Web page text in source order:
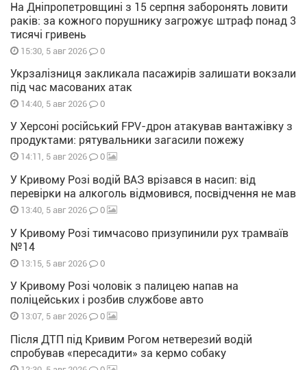
На Дніпропетровщині з 15 серпня заборонять ловити
раків: за кожного порушнику загрожує штраф понад 3
тисячі гривень
15:30, 5 авг 2026 0
Укрзалізниця закликала пасажирів залишати вокзали
під час масованих атак
14:40, 5 авг 2026 0
У Херсоні російський FPV-дрон атакував вантажівку з
продуктами: рятувальники загасили пожежу
14:11, 5 авг 2026 0
У Кривому Розі водій ВАЗ врізався в насип: від
перевірки на алкоголь відмовився, посвідчення не мав
13:40, 5 авг 2026 0
У Кривому Розі тимчасово призупинили рух трамваїв
№14
13:15, 5 авг 2026 0
У Кривому Розі чоловік з палицею напав на
поліцейських і розбив службове авто
13:07, 5 авг 2026 0
Після ДТП під Кривим Рогом нетверезий водій
спробував «пересадити» за кермо собаку